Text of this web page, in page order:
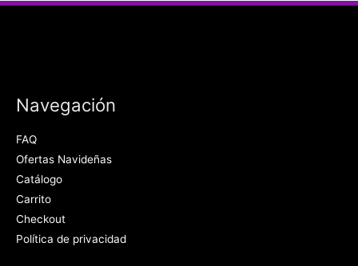
Navegación
FAQ
Ofertas Navideñas
Catálogo
Carrito
Checkout
Política de privacidad